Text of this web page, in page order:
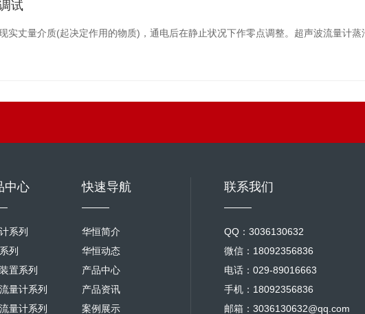
试
实丈量介质(起决定作用的物质)，通电后在静止状况下作零点调整。超声波流量计蒸
中心
系列
列
置系列
量计系列
量计系列
快速导航
华恒简介
华恒动态
产品中心
产品资讯
案例展示
联系我们
QQ：3036130632
微信：18092356836
电话：029-89016663
手机：18092356836
邮箱：3036130632@qq.com